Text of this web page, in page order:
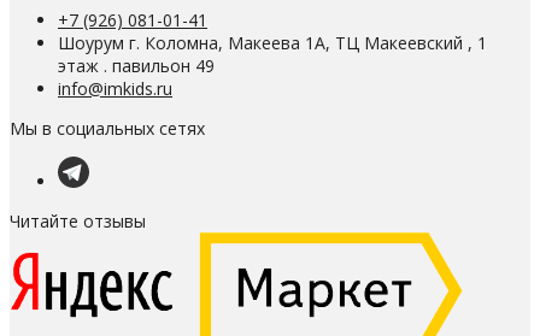
+7 (926) 081-01-41
Шоурум г. Коломна, Макеева 1А, ТЦ Макеевский , 1
этаж . павильон 49
info@imkids.ru
Мы в социальных сетях
Читайте отзывы